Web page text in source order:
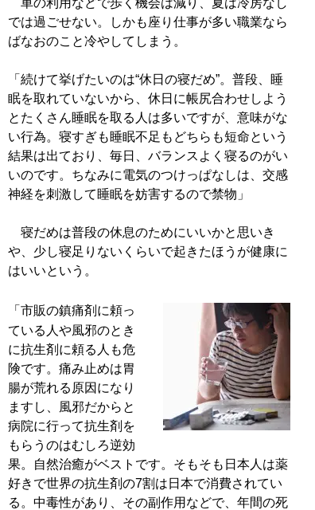
では過ごせない。しかも座り仕事が多い職業なら
ばなおのこと冷やしてしまう。
「続けて挙げたいのは“休日の寝だめ”。普段、睡
眠を取れていないから、休日に帳尻合わせしよう
とたくさん睡眠を取る人は多いですが、意味がな
い行為。寝すぎも睡眠不足もどちらも短命という
結果は出ており、毎日、バランスよく寝るのがい
いのです。ちなみに電気のつけっぱなしは、交感
神経を刺激して睡眠を妨害するので禁物」
寝だめは普段の休息のためにいいかと思いき
や、少し寝足りないくらいで起きたほうが健康に
はいいという。
「市販の鎮痛剤に頼っ
ている人や風邪のとき
に抗生剤に頼る人も危
険です。痛み止めは胃
腸が荒れる原因になり
ますし、風邪だからと
病院に行って抗生剤を
もらうのはむしろ逆効
果。自然治癒がベストです。そもそも日本人は薬
好きで世界の抗生剤の7割は日本で消費されてい
る。中毒性があり、その副作用などで、年間の死